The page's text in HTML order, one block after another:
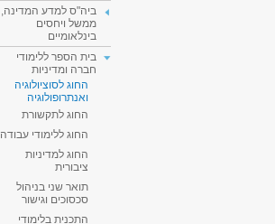
ביה"ס למדע המדינה,
ממשל ויחסים
בינלאומיים
בית הספר ללימודי
חברה ומדיניות
החוג לסוציולוגיה
ואנתרופולוגיה
החוג לתקשורת
החוג ללימודי עבודה
החוג למדיניות
ציבורית
תואר שני בניהול
סכסוכים וגישור
התכנית בלימודי